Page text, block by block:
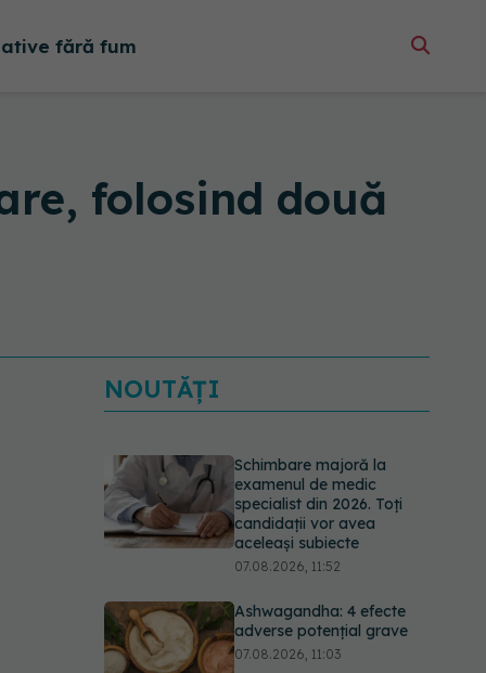
fără fum
folosind două
NOUTĂȚI
Schimbare majoră la
examenul de medic
specialist din 2026. Toți
candidații vor avea
aceleași subiecte
07.08.2026, 11:52
Ashwagandha: 4 efecte
adverse potențial grave
07.08.2026, 11:03